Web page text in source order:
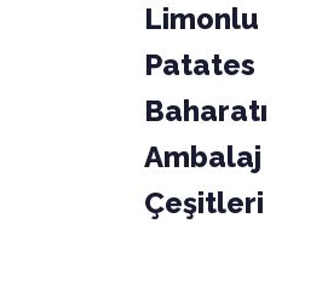
Limonlu
Patates
Baharatı
Ambalaj
Çeşitleri